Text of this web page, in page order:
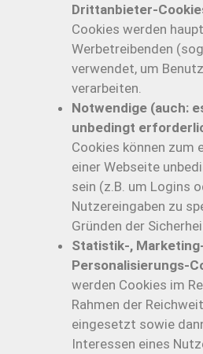
Drittanbieter-
Cookies werden
Werbetreibenden
verwendet, um
verarbeiten.
Notwendige (auch:
unbedingt
Cookies können zum
einer Webseite
sein (z.B. um Logins
Nutzereingaben zu
Gründen der
Statistik-,
Personalisierungs-
werden Cookies im
Rahmen der
eingesetzt sowie
Interessen eines